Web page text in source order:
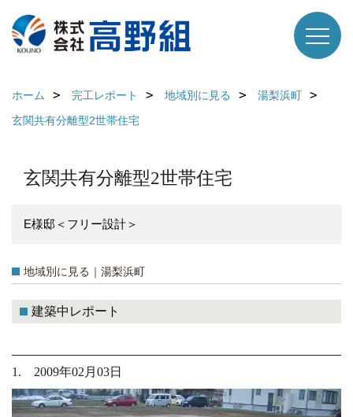
ホーム 完工レポート 地域別に見る
湯梨浜町
玄関共有分離型2世帯住宅
玄関共有分離型2世帯住宅
E様邸＜フリー設計＞
地域別に見る｜湯梨浜町
建築中レポート
1. 2009年02月03日